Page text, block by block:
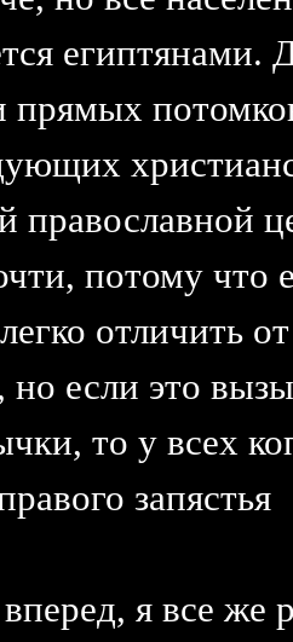
египтянами.
прямых
православной
потому что
отличить
если это
то у всех
запястья
вперед, я все же